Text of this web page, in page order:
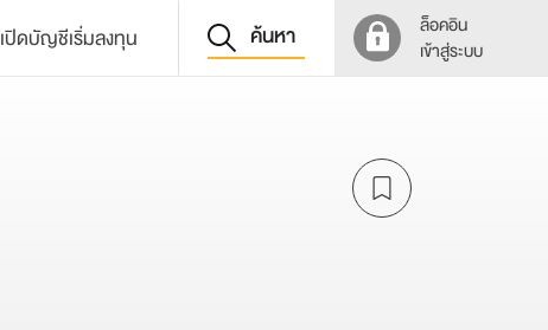
เปิดบัญชีเริ่มลงทุน ค้นหา
ล็อคอิน
เข้าสู่ระบบ